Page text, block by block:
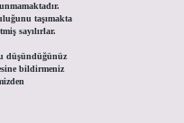
taşımakta
sayılırlar.
düşündüğünüz
bildirmeniz